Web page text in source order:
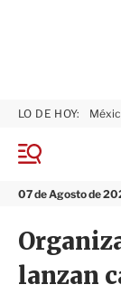
M
n
07 de Agosto de
LO DE HOY:
lanzan